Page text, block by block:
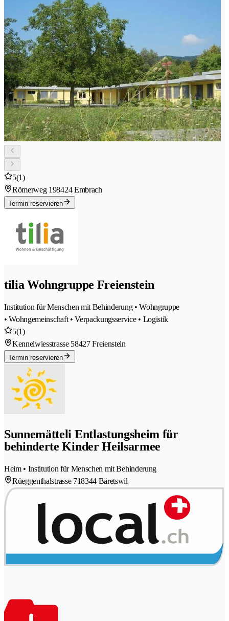
5(1)
Römerweg 198424 Embrach
Termin reservieren
tilia Wohngruppe Freienstein
Institution für Menschen mit Behinderung • Wohngruppe
• Wohngemeinschaft • Verpackungsservice • Logistik
5(1)
Kennelwiesstrasse 58427 Freienstein
Termin reservieren
Sunnemätteli Entlastungsheim für
behinderte Kinder Heilsarmee
Heim • Institution für Menschen mit Behinderung
Rüeggenthalstrasse 718344 Bäretswil